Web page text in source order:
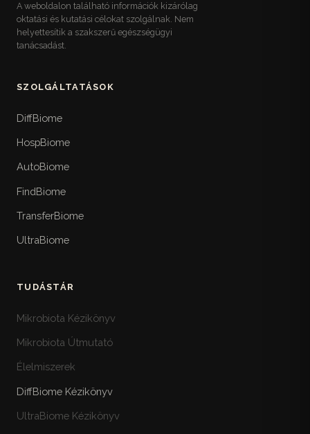
A weboldalon található információk kizárólag
oktatási és kutatási célokat szolgálnak. Nem
helyettesítik a szakszerű egészségügyi
tanácsadást.
SZOLGÁLTATÁSOK
DiffBiome
HospBiome
AutoBiome
FindBiome
TransferBiome
UltraBiome
TUDÁSTÁR
Mikrobiota Kézikönyv
Mikrobiota Útmutató
Élelmiszerek
DiffBiome Kézikönyv
UltraBiome Kézikönyv